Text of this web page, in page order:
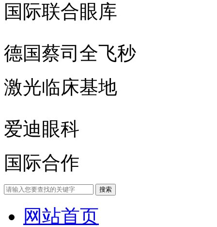
国际联合眼库
德国蔡司全飞秒
激光临床基地
爱迪眼科
国际合作
网站首页